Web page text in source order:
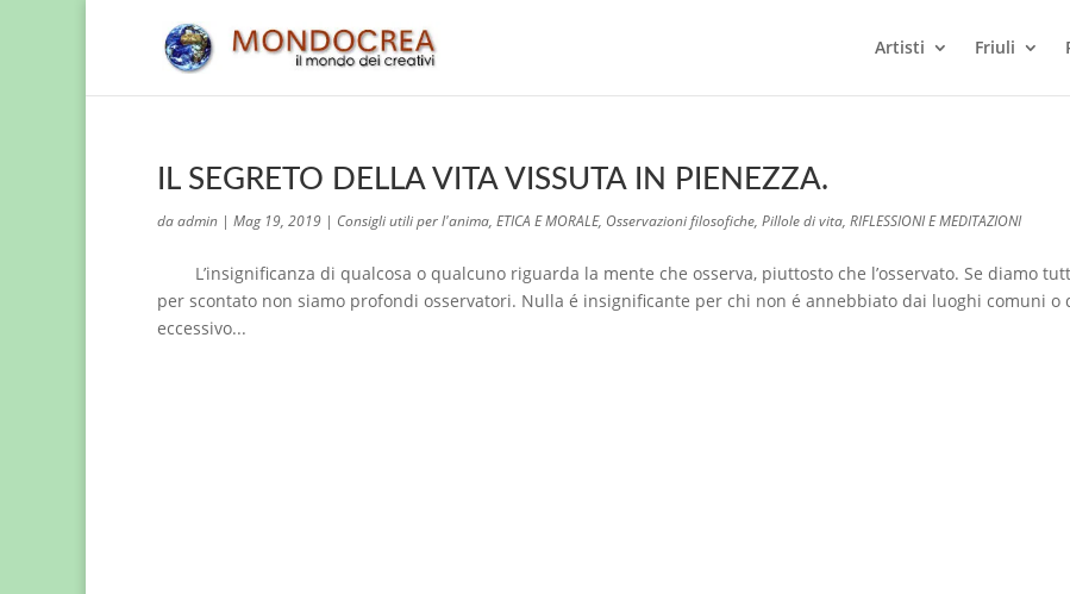
Artisti Friuli
IL SEGRETO DELLA VITA VISSUTA IN PIENEZZA.
daadmin | Mag 19, 2019 | Consigli utili per l'anima, ETICA E MORALE, Osservazioni filosofiche, Pillole di vita, RIFLESSIONI E MEDITAZIONI
L’insignificanza di qualcosa o qualcuno riguarda la mente che osserva, piuttosto che l’osservato. Se diamo
per scontato non siamo profondi osservatori. Nulla é insignificante per chi non é annebbiato dai luoghi comuni o
eccessivo...